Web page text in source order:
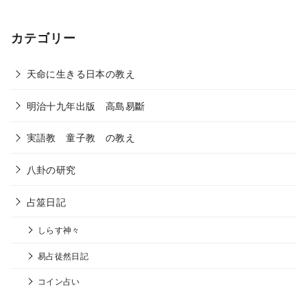
カテゴリー
天命に生きる日本の教え
明治十九年出版 高島易斷
実語教 童子教 の教え
八卦の研究
占筮日記
しらす神々
易占徒然日記
コイン占い